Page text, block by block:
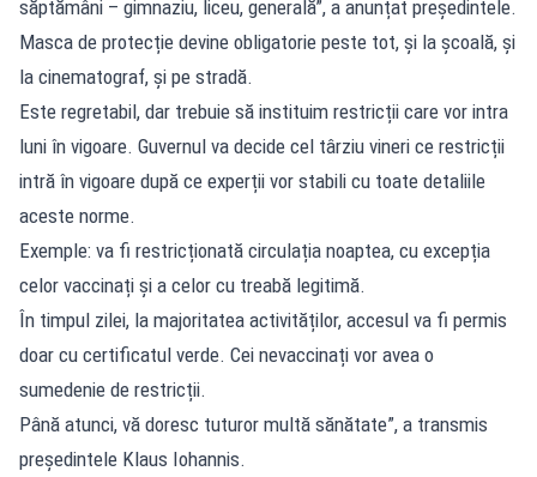
săptămâni – gimnaziu, liceu, generală”, a anunțat președintele.
Masca de protecție devine obligatorie peste tot, și la școală, și
la cinematograf, și pe stradă.
Este regretabil, dar trebuie să instituim restricții care vor intra
luni în vigoare. Guvernul va decide cel târziu vineri ce restricții
intră în vigoare după ce experții vor stabili cu toate detaliile
aceste norme.
Exemple: va fi restricționată circulația noaptea, cu excepția
celor vaccinați și a celor cu treabă legitimă.
În timpul zilei, la majoritatea activităților, accesul va fi permis
doar cu certificatul verde. Cei nevaccinați vor avea o
sumedenie de restricții.
Până atunci, vă doresc tuturor multă sănătate”, a transmis
președintele Klaus Iohannis.